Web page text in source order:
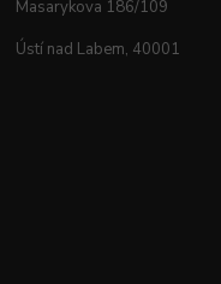
Masarykova 186/109
Ústí nad Labem, 40001